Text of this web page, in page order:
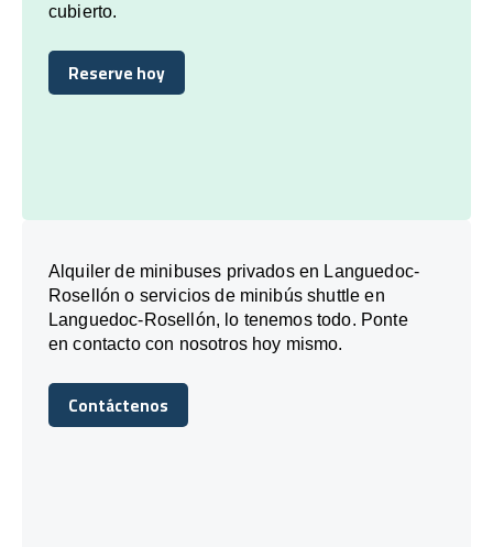
cubierto.
Reserve hoy
Reserve hoy
Alquiler de minibuses privados en Languedoc-
Rosellón o servicios de minibús shuttle en
Languedoc-Rosellón, lo tenemos todo. Ponte
en contacto con nosotros hoy mismo.
Contáctenos
Contáctenos